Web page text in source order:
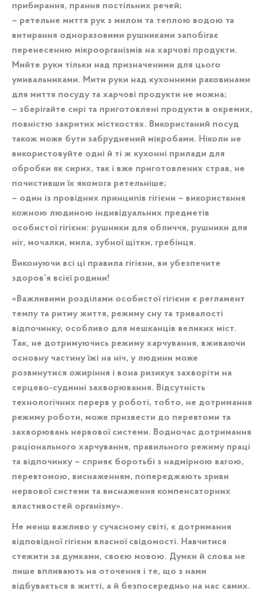
прибирання, прання постільних речей;
– ретельне миття рук з милом та теплою водою та
витирання одноразовими рушниками запобігає
перенесенню мікроорганізмів на харчові продукти.
Мийте руки тільки над призначеними для цього
умивальниками. Мити руки над кухонними раковинами
для миття посуду та харчові продукти не можна;
– зберігайте сирі та приготовлені продукти в окремих,
повністю закритих місткостях. Використаний посуд
також може бути забруднений мікробами. Ніколи не
використовуйте одні й ті ж кухонні прилади для
обробки як сирих, так і вже приготовлених страв, не
почистивши їх якомога ретельніше;
– один із провідних принципів гігієни – використання
кожною людиною індивідуальних предметів
особистої гігієни: рушники для обличчя, рушники для
ніг, мочалки, мила, зубної щітки, гребінця.
Виконуючи всі ці правила гігієни, ви убезпечите
здоров’я всієї родини!
«Важливими розділами особистої гігієни є регламент
темпу та ритму життя, режиму сну та тривалості
відпочинку, особливо для мешканців великих міст.
Так, не дотримуючись режиму харчування, вживаючи
основну частину їжі на ніч, у людини може
розвинутися ожиріння і вона ризикує захворіти на
серцево-судинні захворювання. Відсутність
технологічних перерв у роботі, тобто, не дотримання
режиму роботи, може призвести до перевтоми та
захворювань нервової системи. Водночас дотримання
раціонального харчування, правильного режиму праці
та відпочинку – сприяє боротьбі з надмірною вагою,
перевтомою, виснаженням, попереджають зриви
нервової системи та виснаження компенсаторних
властивостей організму».
Не менш важливо у сучасному світі, є дотримання
відповідної гігієни власної свідомості. Навчитися
стежити за думками, своєю мовою. Думки й слова не
лише впливають на оточення і те, що з нами
відбувається в житті, а й безпосередньо на нас самих.